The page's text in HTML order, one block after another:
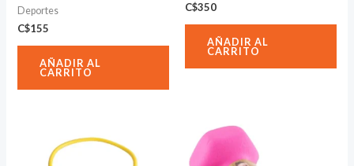
Deportes
C$155
AÑADIR AL
CARRITO
C$350
AÑADIR AL
CARRITO